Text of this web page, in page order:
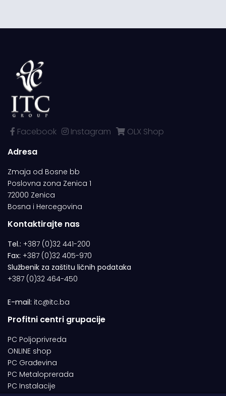
Facebook Instagram
OLX Shop
Adresa
Zmaja od Bosne bb
Poslovna zona Zenica 1
72000 Zenica
Bosna i Hercegovina
Kontaktirajte nas
Tel.: +387 (0)32 441-200
Fax: +387 (0)32 405-970
Službenik za zaštitu ličnih podataka
+387 (0)32 464-450
E-mail: itc@itc.ba
Profitni centri grupacije
PC Poljoprivreda
ONLINE shop
PC Građevina
PC Metaloprerada
PC Instalacije